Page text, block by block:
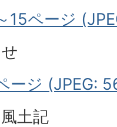
15ページ
ージ (JPEG:
風土記